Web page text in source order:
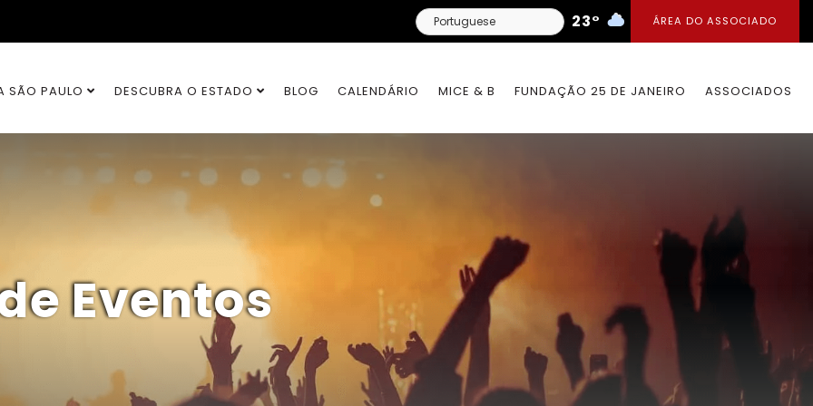
23° ÁREA DO ASSOCIADO
SÃO PAULO DESCUBRA O ESTADO BLOG CALENDÁRIO MICE & B FUNDAÇÃO 25 DE JANEIRO ASSOCIADOS
Eventos